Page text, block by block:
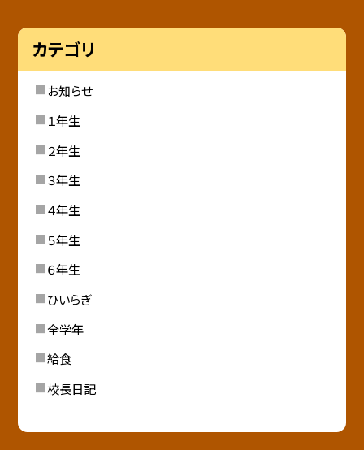
カテゴリ
お知らせ
１年生
２年生
３年生
４年生
５年生
６年生
ひいらぎ
全学年
給食
校長日記